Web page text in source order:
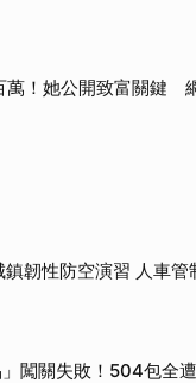
萬！她公開致富關鍵
韌性防空演習 人車管
闖關失敗！504包全